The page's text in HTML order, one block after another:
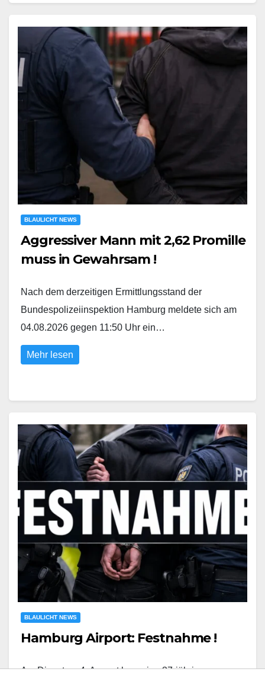
BLAULICHT NEWS
Aggressiver Mann mit 2,62 Promille
muss in Gewahrsam !
Nach dem derzeitigen Ermittlungsstand der
Bundespolizeiinspektion Hamburg meldete sich am
04.08.2026 gegen 11:50 Uhr ein…
Mehr lesen
BLAULICHT NEWS
Hamburg Airport: Festnahme !
Am Dienstag, 4. August kam eine 37-jährige